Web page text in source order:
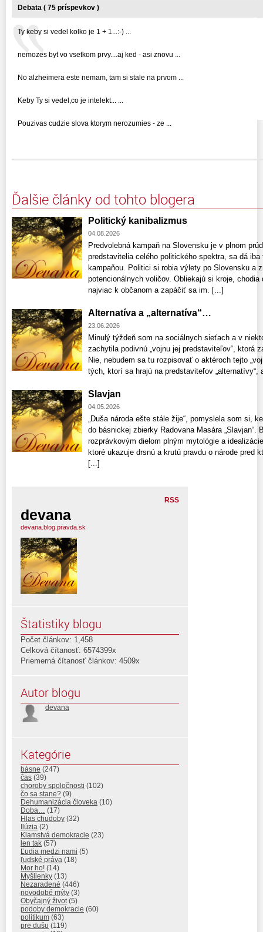
Debata ( 75 príspevkov )
Ty keby si vedel kolko je 1 + 1...:-) ...
nemozes byt vo vsetkom prvy....aj ked - asi znovu ...
No alzheimera este nemam, tam si stale na prvom ...
Keby Ty si vedel,co je intelekt... ...
Pouzivas cudzie slova ktorym nerozumies - ze ...
Ďalšie články od tohto blogera
Politický kanibalizmus
04.08.2026
Predvolebná kampaň na Slovensku je v plnom
predstavitelia celého politického spektra, sa dá
kampaňou. Politici si robia výlety po Slovensku a
potencionálnych voličov. Obliekajú si kroje,
najviac k občanom a zapáčiť sa im. [...]
Alternatíva a „alternatíva“…
23.06.2026
Minulý týždeň som na sociálnych sieťach a v
zachytila podivnú „vojnu jej predstaviteľov“, ktorá
Nie, nebudem sa tu rozpisovať o aktéroch tejto
tých, ktorí sa hrajú na predstaviteľov „alternatívy“,
Slavjan
04.05.2026
„Duša národa ešte stále žije“, pomyslela som si,
do básnickej zbierky Radovana Masára „Slavjan“.
rozprávkovým dielom plným mytológie a
ktoré ukazuje drsnú a krutú pravdu o národe pred
[...]
RSS
devana
devana.blog.pravda.sk
Štatistiky blogu
Počet článkov: 1,458
Celková čítanosť: 6574399x
Priemerná čítanosť článkov: 4509x
Autor blogu
devana
Kategórie
básne (247)
čas (39)
choroby spoločnosti (102)
čo sa stane? (9)
Dehumanizácia človeka (10)
Doba…
(17)
Hlas chudoby (32)
Ilúzia (2)
Klamstvá demokracie (23)
len tak (57)
Ľudia medzi nami (5)
ľudské práva (18)
Mor ho! (14)
Myšlienky (13)
Nezaradené (446)
novodobé mýty (3)
Obyčajný život (5)
podoby demokracie (60)
politikum (63)
pre dušu (119)